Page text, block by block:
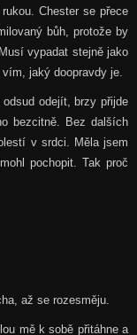
Chester se přece
bůh, protože by
vypadat stejně jako
jaký doopravdy je.
odejít, brzy přijde
bezcitně. Bez dalších
v srdci. Měla jsem
pochopit. Tak proč
až se rozesměju.
mě k sobě přitáhne a